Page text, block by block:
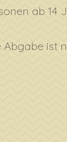
ab 14
Abgabe ist